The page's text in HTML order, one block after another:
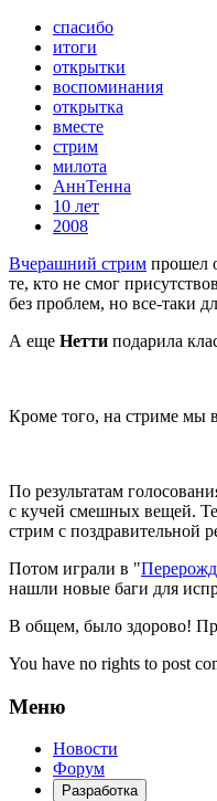
спасибо
итоги
открытки
воспоминания
открытка
вместе
стрим
милота
АннТенна
10 лет
2008
Вчерашний стрим прошел
те, кто не смог
без проблем, но все-таки
А еще Нетти подарила
Кроме того, на стриме мы
По результатам
с кучей смешных вещей.
стрим с поздравительной
Потом играли в "
нашли новые баги для
В общем, было здорово!
You have no rights to post
Меню
Новости
Форум
Разработка